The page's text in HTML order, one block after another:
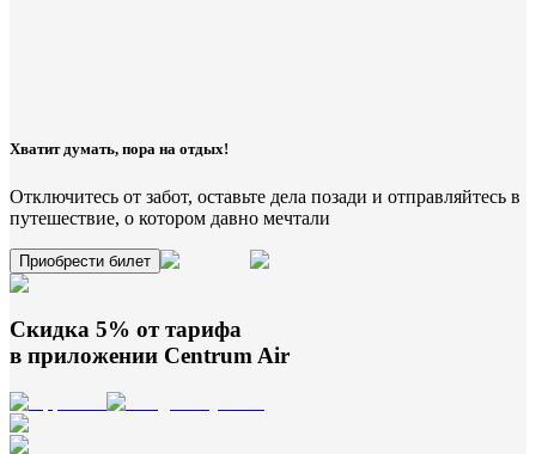
Хватит думать, пора на отдых!
Отключитесь от забот, оставьте дела позади и отправляйтесь в
путешествие, о котором давно мечтали
Приобрести билет
Скидка 5% от тарифа
в приложении Centrum Air